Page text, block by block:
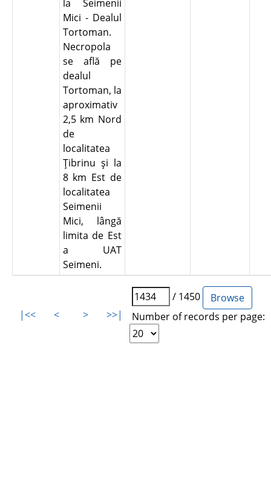
la Seimenii
Mici - Dealul
Tortoman.
Necropola
se află pe
dealul
Tortoman, la
aproximativ
2,5 km Nord
de
localitatea
Ţibrinu şi la
8 km Est de
localitatea
Seimenii
Mici, lângă
limita de Est
a UAT
Seimeni.
|<< < > >>|
/ 1450
Number of records per page: